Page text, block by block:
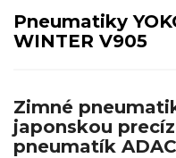
Pneumatiky
WINTER V905
Zimné
japonskou
pneumatík